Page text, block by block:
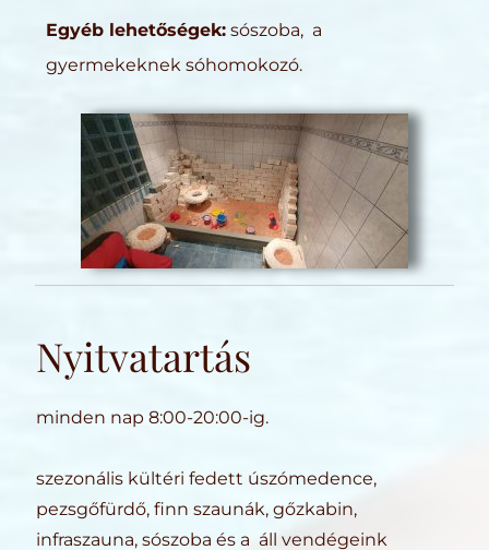
Egyéb lehetőségek: sószoba, a
gyermekeknek sóhomokozó.
Nyitvatartás
minden nap 8:00-20:00-ig.
szezonális kültéri fedett úszómedence,
pezsgőfürdő, finn szaunák, gőzkabin,
infraszauna, sószoba és a áll vendégeink